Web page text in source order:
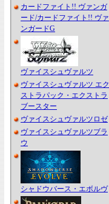
カードファイト!! ヴァンガ
ード/カードファイト!! ヴァ
ンガードG
ヴァイスシュヴァルツ
ヴァイスシュヴァルツ エク
ストラパック・エクストラ
ブースター
ヴァイスシュヴァルツロゼ
ヴァイスシュヴァルツブラ
ウ
シャドウバース・エボルヴ